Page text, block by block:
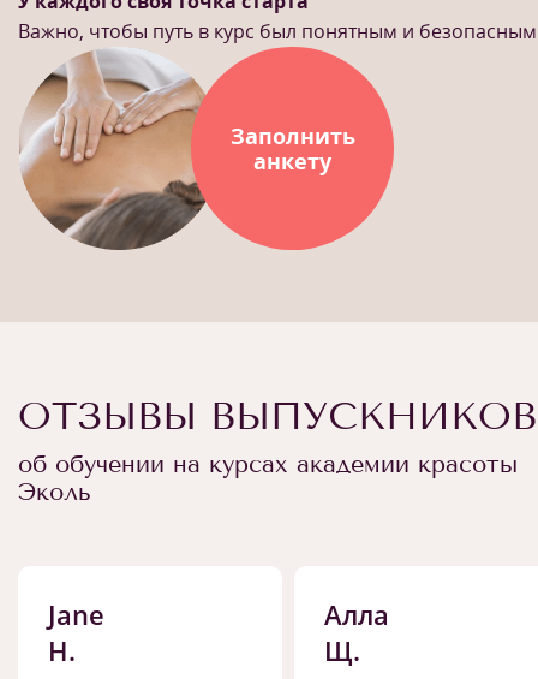
Важно, чтобы путь в курс был понятным и безопасным
Заполнить
анкету
ОТЗЫВЫ ВЫПУСКНИКОВ
об обучении на курсах академии красоты
Эколь
Jane
H.
Алла
Щ.